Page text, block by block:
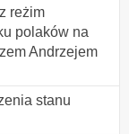
reżim
polaków na
Andrzejem
stanu